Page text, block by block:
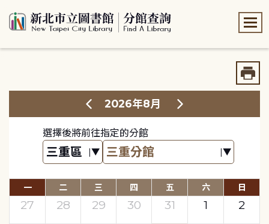
2026年8月
選擇後將前往指定的分館
一 二 三 四 五 六 日
27 28 29 30 31 1
2